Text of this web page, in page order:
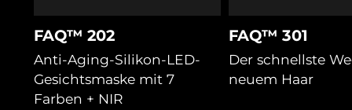
FAQ™ 202
Anti-Aging-Silikon-LED-
Gesichtsmaske mit 7
Farben + NIR
FAQ™ 301
Der schnellste
neuem Haar